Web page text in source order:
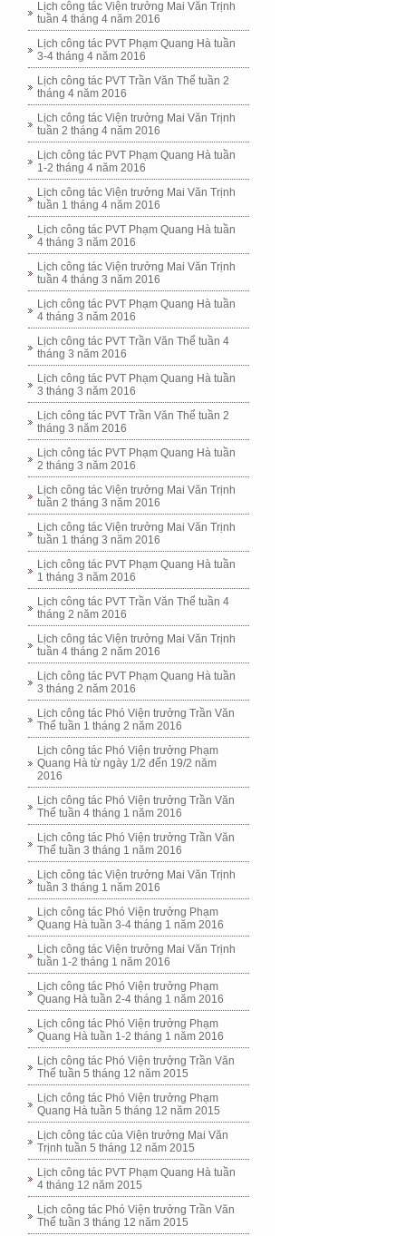
Lịch công tác Viện trưởng Mai Văn Trịnh
tuần 4 tháng 4 năm 2016
Lịch công tác PVT Phạm Quang Hà tuần
3-4 tháng 4 năm 2016
Lịch công tác PVT Trần Văn Thể tuần 2
tháng 4 năm 2016
Lịch công tác Viện trưởng Mai Văn Trịnh
tuần 2 tháng 4 năm 2016
Lịch công tác PVT Phạm Quang Hà tuần
1-2 tháng 4 năm 2016
Lịch công tác Viện trưởng Mai Văn Trịnh
tuần 1 tháng 4 năm 2016
Lịch công tác PVT Phạm Quang Hà tuần
4 tháng 3 năm 2016
Lịch công tác Viện trưởng Mai Văn Trịnh
tuần 4 tháng 3 năm 2016
Lịch công tác PVT Phạm Quang Hà tuần
4 tháng 3 năm 2016
Lịch công tác PVT Trần Văn Thể tuần 4
tháng 3 năm 2016
Lịch công tác PVT Phạm Quang Hà tuần
3 tháng 3 năm 2016
Lịch công tác PVT Trần Văn Thể tuần 2
tháng 3 năm 2016
Lịch công tác PVT Phạm Quang Hà tuần
2 tháng 3 năm 2016
Lịch công tác Viện trưởng Mai Văn Trịnh
tuần 2 tháng 3 năm 2016
Lịch công tác Viện trưởng Mai Văn Trịnh
tuần 1 tháng 3 năm 2016
Lịch công tác PVT Phạm Quang Hà tuần
1 tháng 3 năm 2016
Lịch công tác PVT Trần Văn Thể tuần 4
tháng 2 năm 2016
Lịch công tác Viện trưởng Mai Văn Trịnh
tuần 4 tháng 2 năm 2016
Lịch công tác PVT Phạm Quang Hà tuần
3 tháng 2 năm 2016
Lịch công tác Phó Viện trưởng Trần Văn
Thể tuần 1 tháng 2 năm 2016
Lịch công tác Phó Viện trưởng Phạm
Quang Hà từ ngày 1/2 đến 19/2 năm
2016
Lịch công tác Phó Viện trưởng Trần Văn
Thể tuần 4 tháng 1 năm 2016
Lịch công tác Phó Viện trưởng Trần Văn
Thể tuần 3 tháng 1 năm 2016
Lịch công tác Viện trưởng Mai Văn Trịnh
tuần 3 tháng 1 năm 2016
Lịch công tác Phó Viện trưởng Phạm
Quang Hà tuần 3-4 tháng 1 năm 2016
Lịch công tác Viện trưởng Mai Văn Trịnh
tuần 1-2 tháng 1 năm 2016
Lịch công tác Phó Viện trưởng Phạm
Quang Hà tuần 2-4 tháng 1 năm 2016
Lịch công tác Phó Viện trưởng Phạm
Quang Hà tuần 1-2 tháng 1 năm 2016
Lịch công tác Phó Viện trưởng Trần Văn
Thể tuần 5 tháng 12 năm 2015
Lịch công tác Phó Viện trưởng Phạm
Quang Hà tuần 5 tháng 12 năm 2015
Lịch công tác của Viện trưởng Mai Văn
Trịnh tuần 5 tháng 12 năm 2015
Lịch công tác PVT Phạm Quang Hà tuần
4 tháng 12 năm 2015
Lịch công tác Phó Viện trưởng Trần Văn
Thể tuần 3 tháng 12 năm 2015